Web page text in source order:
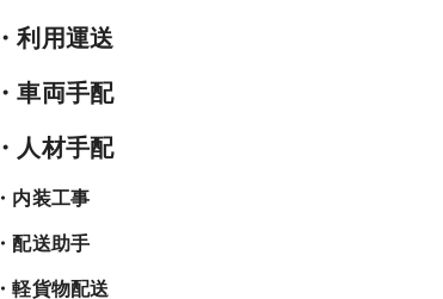
・利用運送
・車両手配
・人材手配
・内装工事
・配送助手
・軽貨物配送